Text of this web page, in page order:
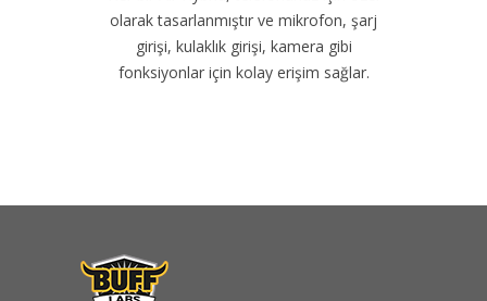
olarak tasarlanmıştır ve mikrofon, şarj
girişi, kulaklık girişi, kamera gibi
fonksiyonlar için kolay erişim sağlar.